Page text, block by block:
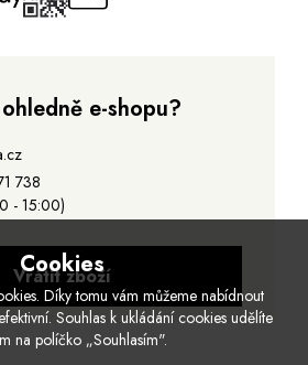
e-shopu?
738
- 15:00)
Vrátit zboží
Cookies
Díky tomu vám můžeme nabídnout
Souhlas k ukládání cookies udělíte
na políčko „Souhlasím".